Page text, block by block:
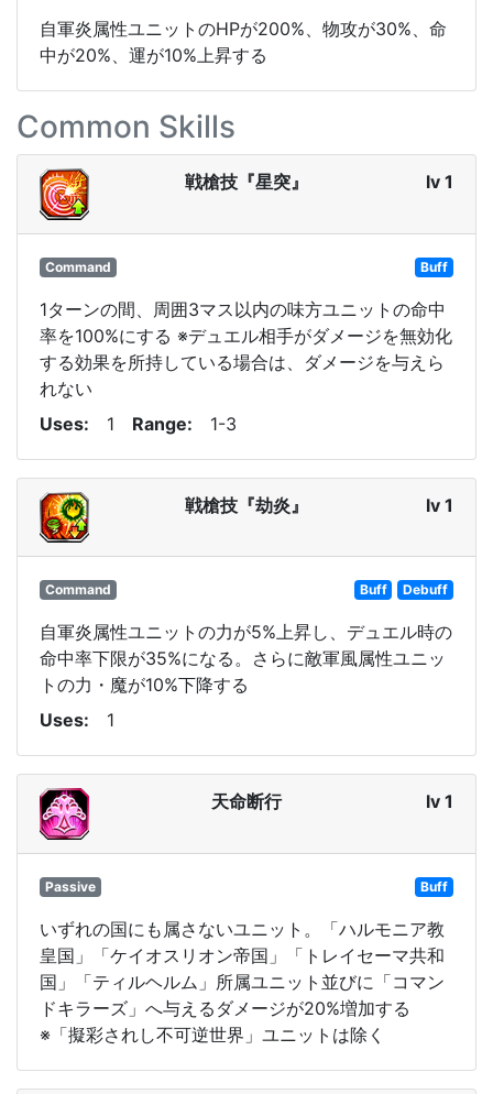
自軍炎属性ユニットのHPが200%、物攻が30%、命
中が20%、運が10%上昇する
Common Skills
戦槍技『星突』 lv 1
Command Buff
1ターンの間、周囲3マス以内の味方ユニットの命中
率を100%にする ※デュエル相手がダメージを無効化
する効果を所持している場合は、ダメージを与えら
れない
Uses
1 Range 1-3
戦槍技『劫炎』 lv 1
Command Buff Debuff
自軍炎属性ユニットの力が5%上昇し、デュエル時の
命中率下限が35%になる。さらに敵軍風属性ユニッ
トの力・魔が10%下降する
Uses
1
天命断行 lv 1
Passive Buff
いずれの国にも属さないユニット。「ハルモニア教
皇国」「ケイオスリオン帝国」「トレイセーマ共和
国」「ティルヘルム」所属ユニット並びに「コマン
ドキラーズ」へ与えるダメージが20%増加する
※「擬彩されし不可逆世界」ユニットは除く